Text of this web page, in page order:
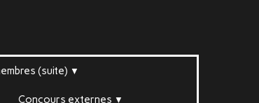
(suite) ▼
Concours externes ▼